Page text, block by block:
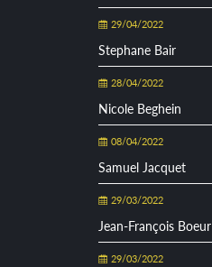
29/04/2022
Stephane Bair
28/04/2022
Nicole Beghein
08/04/2022
Samuel Jacquet
29/03/2022
Jean-François Boeur
29/03/2022